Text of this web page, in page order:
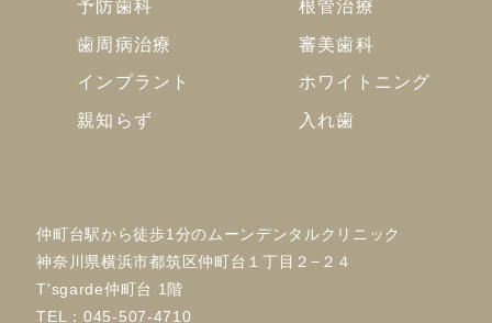
予防歯科
根管治療
歯周病治療
審美歯科
インプラント
ホワイトニング
親知らず
入れ歯
仲町台駅から徒歩1分のムーンデンタルクリニック
神奈川県横浜市都筑区仲町台１丁目２−２４
T'sgarde仲町台 1階
TEL：045-507-4710